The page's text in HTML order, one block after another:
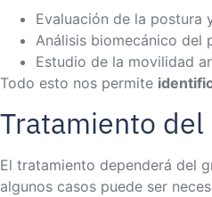
Evaluación de la postura
Análisis biomecánico del
Estudio de la movilidad
Todo esto nos permite
Tratamiento
El tratamiento dependerá del
algunos casos puede ser